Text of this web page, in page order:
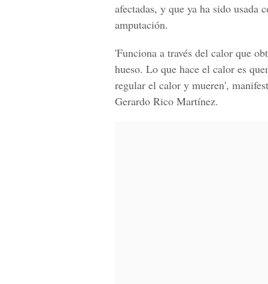
afectadas, y que ya ha sido usada
amputación.
'Funciona a través del calor que
hueso. Lo que hace el calor es
regular el calor y mueren',
Gerardo Rico Martínez.